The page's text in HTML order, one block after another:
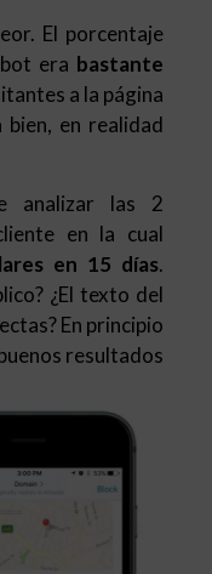
El porcentaje
era bastante
a la página
en realidad
analizar las 2
en la cual
en 15 días.
¿El texto del
En principio
resultados